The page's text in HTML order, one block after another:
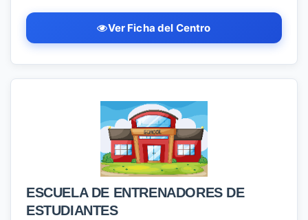
Ver Ficha del Centro
ESCUELA DE ENTRENADORES DE
ESTUDIANTES